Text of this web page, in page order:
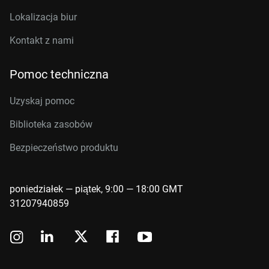
Lokalizacja biur
Kontakt z nami
Pomoc techniczna
Uzyskaj pomoc
Biblioteka zasobów
Bezpieczeństwo produktu
poniedziałek — piątek, 9:00 — 18:00 GMT
31207940859